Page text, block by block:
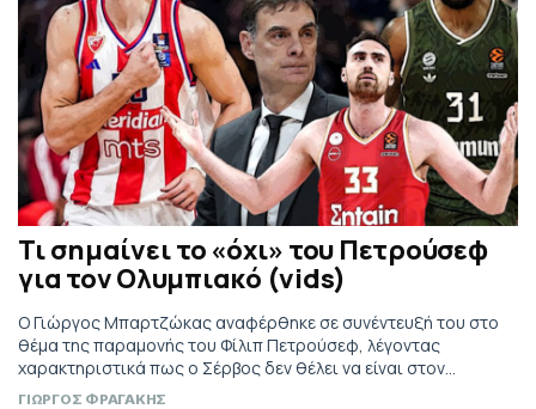
Τι σημαίνει το «όχι» του Πετρούσεφ
για τον Ολυμπιακό (vids)
Ο Γιώργος Μπαρτζώκας αναφέρθηκε σε συνέντευξή του στο
θέμα της παραμονής του Φίλιπ Πετρούσεφ, λέγοντας
χαρακτηριστικά πως ο Σέρβος δεν θέλει να είναι στον
Ολυμπιακό. Τι σημαίνει όμως αυτό για τους ερυθρόλευκους...
ΓΙΩΡΓΟΣ ΦΡΑΓΑΚΗΣ